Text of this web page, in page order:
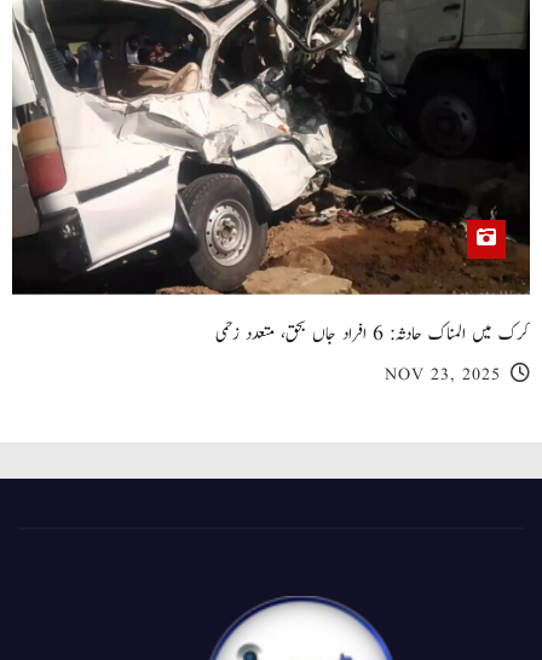
کرک میں المناک حادثہ: 6 افراد جاں بحق، متعدد زخمی
NOV 23, 2025